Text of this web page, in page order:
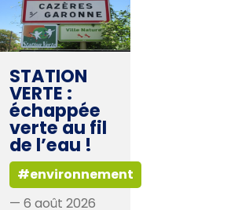
STATION
VERTE :
échappée
verte au fil
de l’eau !
#environnement
— 6 août 2026